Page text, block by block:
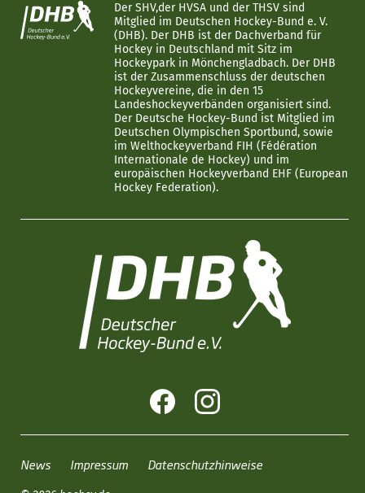
Der SHV,der HVSA und der THSV sind
Mitglied im Deutschen Hockey-Bund e. V.
(DHB). Der DHB ist der Dachverband für
Hockey in Deutschland mit Sitz im
Hockeypark in Mönchengladbach. Der DHB
ist der Zusammenschluss der deutschen
Hockeyvereine, die in den 15
Landeshockeyverbänden organisiert sind.
Der Deutsche Hockey-Bund ist Mitglied im
Deutschen Olympischen Sportbund, sowie
im Welthockeyverband FIH (Fédération
Internationale de Hockey) und im
europäischen Hockeyverband EHF (European
Hockey Federation).
News Impressum Datenschutzhinweise